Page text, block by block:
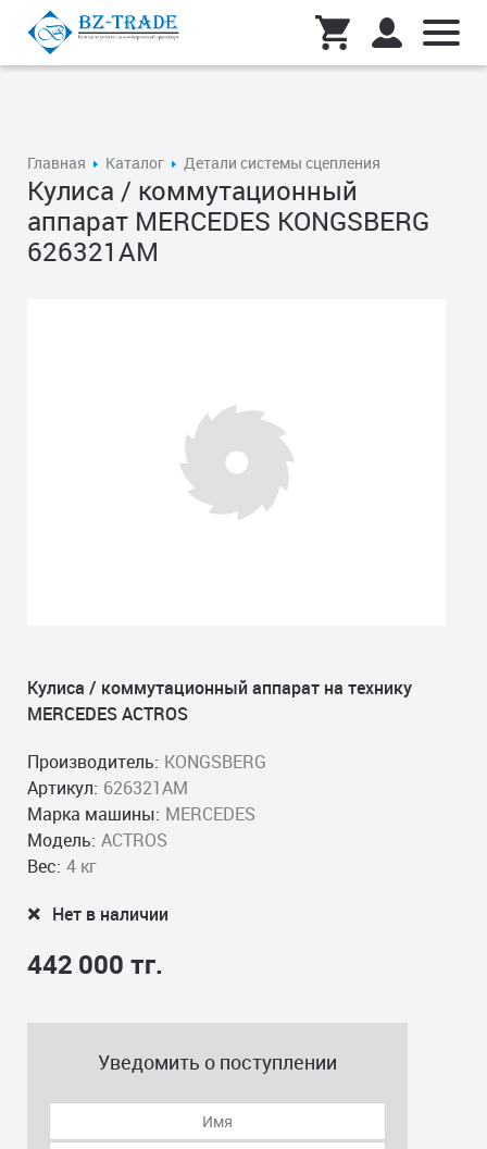
Главная Каталог Детали системы сцепления
Кулиса / коммутационный
аппарат MERCEDES KONGSBERG
626321AM
Кулиса / коммутационный аппарат на технику
MERCEDES ACTROS
Производитель: KONGSBERG
Артикул: 626321AM
Марка машины: MERCEDES
Модель: ACTROS
Вес: 4 кг
Нет в наличии
442 000 тг.
Уведомить о поступлении